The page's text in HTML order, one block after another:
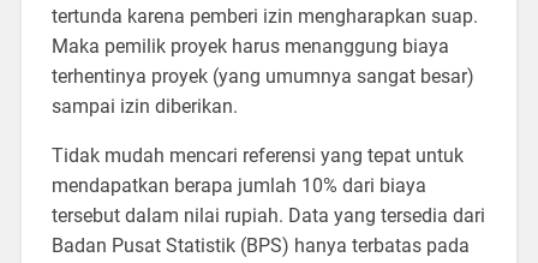
tertunda karena pemberi izin mengharapkan suap.
Maka pemilik proyek harus menanggung biaya
terhentinya proyek (yang umumnya sangat besar)
sampai izin diberikan.
Tidak mudah mencari referensi yang tepat untuk
mendapatkan berapa jumlah 10% dari biaya
tersebut dalam nilai rupiah. Data yang tersedia dari
Badan Pusat Statistik (BPS) hanya terbatas pada